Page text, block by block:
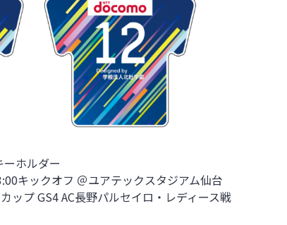
ーホルダー
キックオフ ＠ユアテックスタジアム仙台
ップ GS4AC長野パルセイロ・レディース戦